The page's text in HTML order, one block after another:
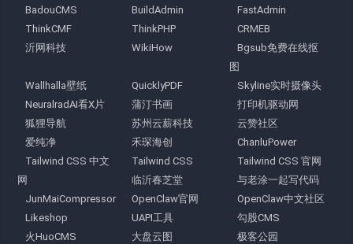
BadouCMS
BuildAdmin
FastAdmin
ThinkCMF
ThinkPHP
CRMEB
沂网科技
WikiHow
Bgsub免费在线抠
图
Wallhalla壁纸
QuicklyPDF
Skyline实时摄像头
NeuralradAI看X片
蒲汀书画
打印机驱动网
狐狸导航
苏州云薪科技
云赞社区
爱纯净
禾琛海创
ChanluPower
Tailwind CSS 中文
网
Tailwind CSS
Tailwind CSS 官网
临沂春芝堂
与老涂一起写代码
JunMaiCompressor
OpenClaw官网
OpenClaw中文社区
Likeshop
UAPI工具
勾股CMS
火HuoCMS
大盘云图 极客公园